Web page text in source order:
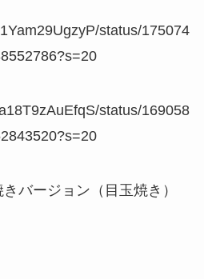
status/175074
status/169058
バージョン（目玉焼き）